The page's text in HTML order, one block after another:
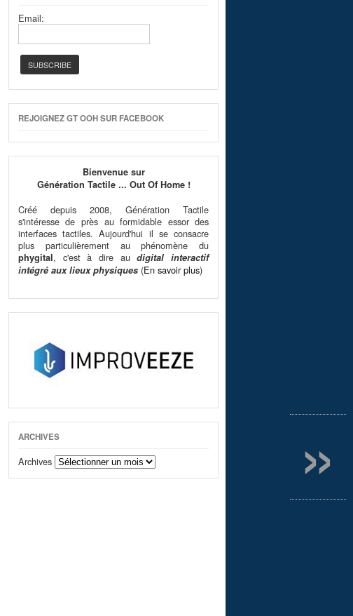
Email:
REJOIGNEZ GT OOH SUR FACEBOOK
Bienvenue sur
Génération Tactile ... Out Of Home !
Créé depuis 2008, Génération Tactile
s'intéresse de près au formidable essor des
interfaces tactiles. Aujourd'hui il se consacre
plus particulièrement au phénomène du
phygital, c'est à dire audigital interactif
intégré aux lieux physiques(En savoir plus)
ARCHIVES
Archives »